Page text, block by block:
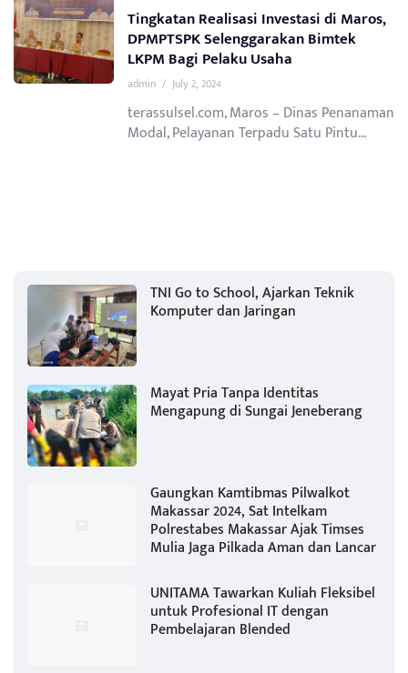
Tingkatan Realisasi Investasi di Maros,
DPMPTSPK Selenggarakan Bimtek
LKPM Bagi Pelaku Usaha
admin / July 2, 2024
terassulsel.com, Maros – Dinas Penanaman
Modal, Pelayanan Terpadu Satu Pintu...
TNI Go to School, Ajarkan Teknik
Komputer dan Jaringan
Mayat Pria Tanpa Identitas
Mengapung di Sungai Jeneberang
Gaungkan Kamtibmas Pilwalkot
Makassar 2024, Sat Intelkam
Polrestabes Makassar Ajak Timses
Mulia Jaga Pilkada Aman dan Lancar
UNITAMA Tawarkan Kuliah Fleksibel
untuk Profesional IT dengan
Pembelajaran Blended